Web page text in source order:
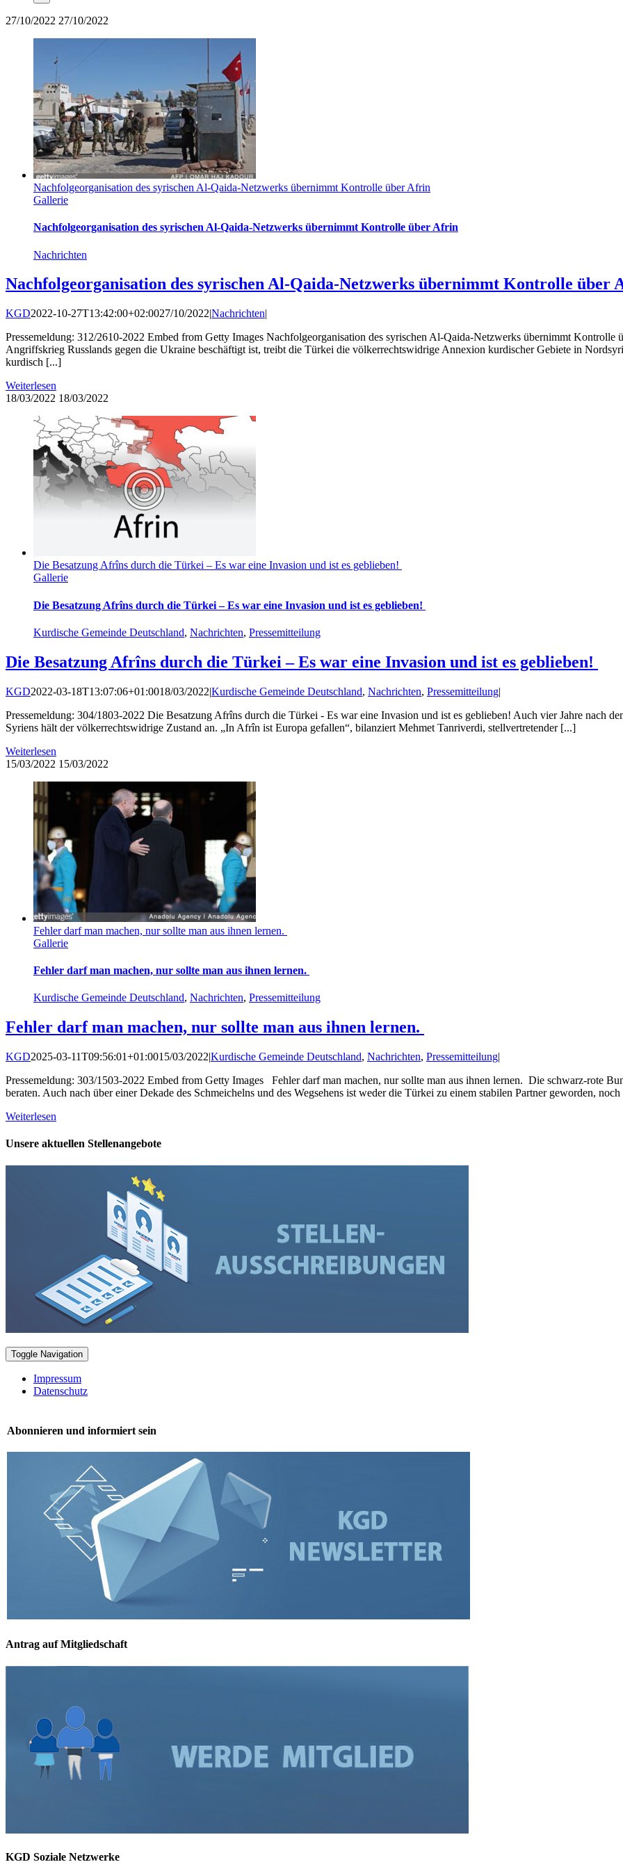
27/10/2022 27/10/2022
Nachfolgeorganisation des syrischen Al-Qaida-Netzwerks übernimmt Kontrolle über Afrin
Gallerie
Nachfolgeorganisation des syrischen Al-Qaida-Netzwerks übernimmt Kontrolle über Afrin
Nachrichten
Nachfolgeorganisation des syrischen Al-Qaida-Netzwerks übernimmt Kontrolle über
KGD2022-10-27T13:42:00+02:0027/10/2022|Nachrichten|
Pressemeldung: 312/2610-2022 Embed from Getty Images Nachfolgeorganisation des syrischen Al-Qaida-Netzwerks übernimmt
Angriffskrieg Russlands gegen die Ukraine beschäftigt ist, treibt die Türkei die völkerrechtswidrige Annexion kurdischer Gebiete in
kurdisch [...]
Weiterlesen
18/03/2022 18/03/2022
Die Besatzung Afrîns durch die Türkei – Es war eine Invasion und ist es geblieben!
Gallerie
Die Besatzung Afrîns durch die Türkei – Es war eine Invasion und ist es geblieben!
Kurdische Gemeinde Deutschland, Nachrichten, Pressemitteilung
Die Besatzung Afrîns durch die Türkei – Es war eine Invasion und ist es geblieben!
KGD2022-03-18T13:07:06+01:0018/03/2022|Kurdische Gemeinde Deutschland, Nachrichten, Pressemitteilung|
Pressemeldung: 304/1803-2022 Die Besatzung Afrîns durch die Türkei - Es war eine Invasion und ist es geblieben! Auch vier Jahre nach
Syriens hält der völkerrechtswidrige Zustand an. „In Afrîn ist Europa gefallen“, bilanziert Mehmet Tanriverdi, stellvertretender [...]
Weiterlesen
15/03/2022 15/03/2022
Fehler darf man machen, nur sollte man aus ihnen lernen.
Gallerie
Fehler darf man machen, nur sollte man aus ihnen lernen.
Kurdische Gemeinde Deutschland, Nachrichten, Pressemitteilung
Fehler darf man machen, nur sollte man aus ihnen lernen.
KGD2025-03-11T09:56:01+01:0015/03/2022|Kurdische Gemeinde Deutschland, Nachrichten, Pressemitteilung|
Pressemeldung: 303/1503-2022 Embed from Getty Images Fehler darf man machen, nur sollte man aus ihnen lernen. Die schwarz-rote
beraten. Auch nach über einer Dekade des Schmeichelns und des Wegsehens ist weder die Türkei zu einem stabilen Partner geworden,
Weiterlesen
Unsere aktuellen Stellenangebote
Toggle Navigation
Impressum
Datenschutz
Abonnieren und informiert sein
Antrag auf Mitgliedschaft
KGD Soziale Netzwerke